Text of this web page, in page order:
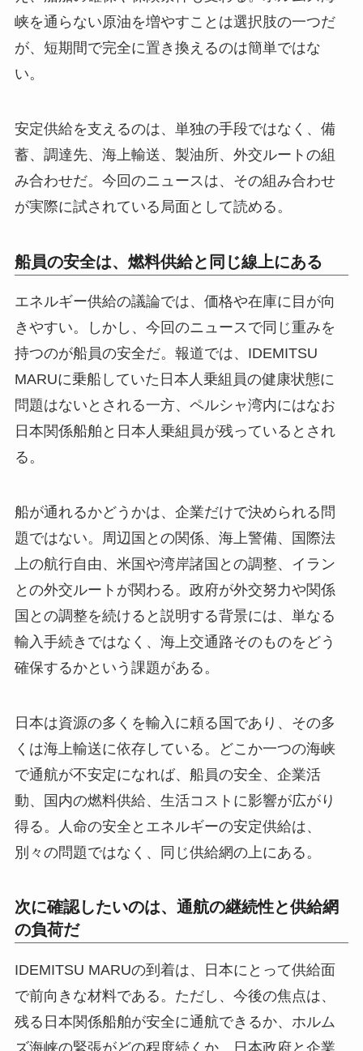
峡を通らない原油を増やすことは選択肢の一つだ
が、短期間で完全に置き換えるのは簡単ではな
い。
安定供給を支えるのは、単独の手段ではなく、備
蓄、調達先、海上輸送、製油所、外交ルートの組
み合わせだ。今回のニュースは、その組み合わせ
が実際に試されている局面として読める。
船員の安全は、燃料供給と同じ線上にある
エネルギー供給の議論では、価格や在庫に目が向
きやすい。しかし、今回のニュースで同じ重みを
持つのが船員の安全だ。報道では、IDEMITSU
MARUに乗船していた日本人乗組員の健康状態に
問題はないとされる一方、ペルシャ湾内にはなお
日本関係船舶と日本人乗組員が残っているとされ
る。
船が通れるかどうかは、企業だけで決められる問
題ではない。周辺国との関係、海上警備、国際法
上の航行自由、米国や湾岸諸国との調整、イラン
との外交ルートが関わる。政府が外交努力や関係
国との調整を続けると説明する背景には、単なる
輸入手続きではなく、海上交通路そのものをどう
確保するかという課題がある。
日本は資源の多くを輸入に頼る国であり、その多
くは海上輸送に依存している。どこか一つの海峡
で通航が不安定になれば、船員の安全、企業活
動、国内の燃料供給、生活コストに影響が広がり
得る。人命の安全とエネルギーの安定供給は、
別々の問題ではなく、同じ供給網の上にある。
次に確認したいのは、通航の継続性と供給網
の負荷だ
IDEMITSU MARUの到着は、日本にとって供給面
で前向きな材料である。ただし、今後の焦点は、
残る日本関係船舶が安全に通航できるか、ホルム
ズ海峡の緊張がどの程度続くか、日本政府と企業